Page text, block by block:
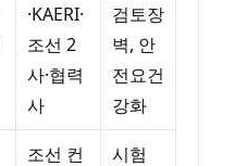
·KAERI·
조선 2
사·협력
사
검토장
벽, 안
전요건
강화
조선 컨 시험